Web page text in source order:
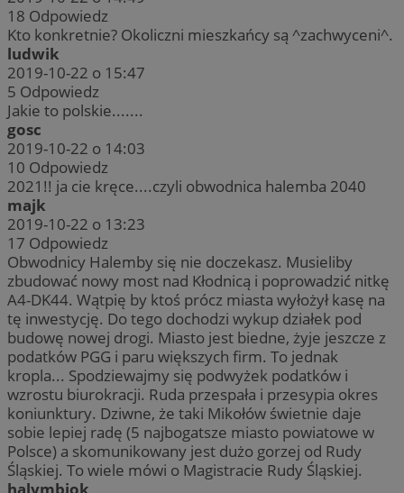
18 Odpowiedz
Kto konkretnie? Okoliczni mieszkańcy są ^zachwyceni^.
ludwik
2019-10-22 o 15:47
5 Odpowiedz
Jakie to polskie.......
gosc
2019-10-22 o 14:03
10 Odpowiedz
2021!! ja cie kręce....czyli obwodnica halemba 2040
majk
2019-10-22 o 13:23
17 Odpowiedz
Obwodnicy Halemby się nie doczekasz. Musieliby
zbudować nowy most nad Kłodnicą i poprowadzić nitkę
A4-DK44. Wątpię by ktoś prócz miasta wyłożył kasę na
tę inwestycję. Do tego dochodzi wykup działek pod
budowę nowej drogi. Miasto jest biedne, żyje jeszcze z
podatków PGG i paru większych firm. To jednak
kropla... Spodziewajmy się podwyżek podatków i
wzrostu biurokracji. Ruda przespała i przesypia okres
koniunktury. Dziwne, że taki Mikołów świetnie daje
sobie lepiej radę (5 najbogatsze miasto powiatowe w
Polsce) a skomunikowany jest dużo gorzej od Rudy
Śląskiej. To wiele mówi o Magistracie Rudy Śląskiej.